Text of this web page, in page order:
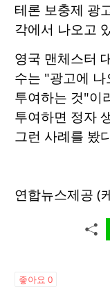
테론 보충제 광
각에서 나오고
영국 맨체스터
수는 "광고에
투여하는 것"이
투여하면 정자
그런 사례를 봤
연합뉴스제공 (
좋아요 0